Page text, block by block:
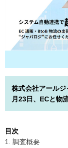
株式会社アール
月23日、ECと物
目次
1. 調査概要